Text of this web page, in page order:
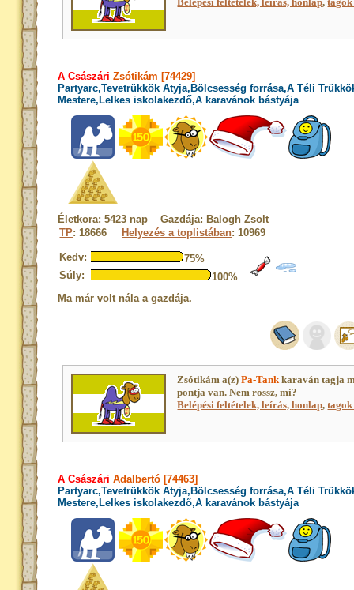
A Császári Zsótikám [74429]
Partyarc,Tevetrükkök Atyja,Bölcsesség forrása,A Téli
Mestere,Lelkes iskolakezdő,A karavánok bástyája
Életkora: 5423 nap Gazdája: Balogh Zsolt
TP: 18666 Helyezés a toplistában: 10969
Kedv:
75%
Súly:
100%
Ma már volt nála a gazdája.
Zsótikám a(z)Pa-Tankkaraván tagja
pontja van. Nem rossz, mi?
Belépési feltételek, leírás, honlap,
A Császári Adalbertó [74463]
Partyarc,Tevetrükkök Atyja,Bölcsesség forrása,A Téli
Mestere,Lelkes iskolakezdő,A karavánok bástyája